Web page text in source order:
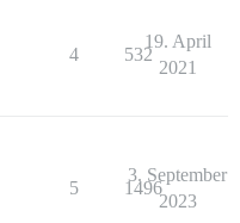
4 532
19. April
2021
5 1496
3. September
2023